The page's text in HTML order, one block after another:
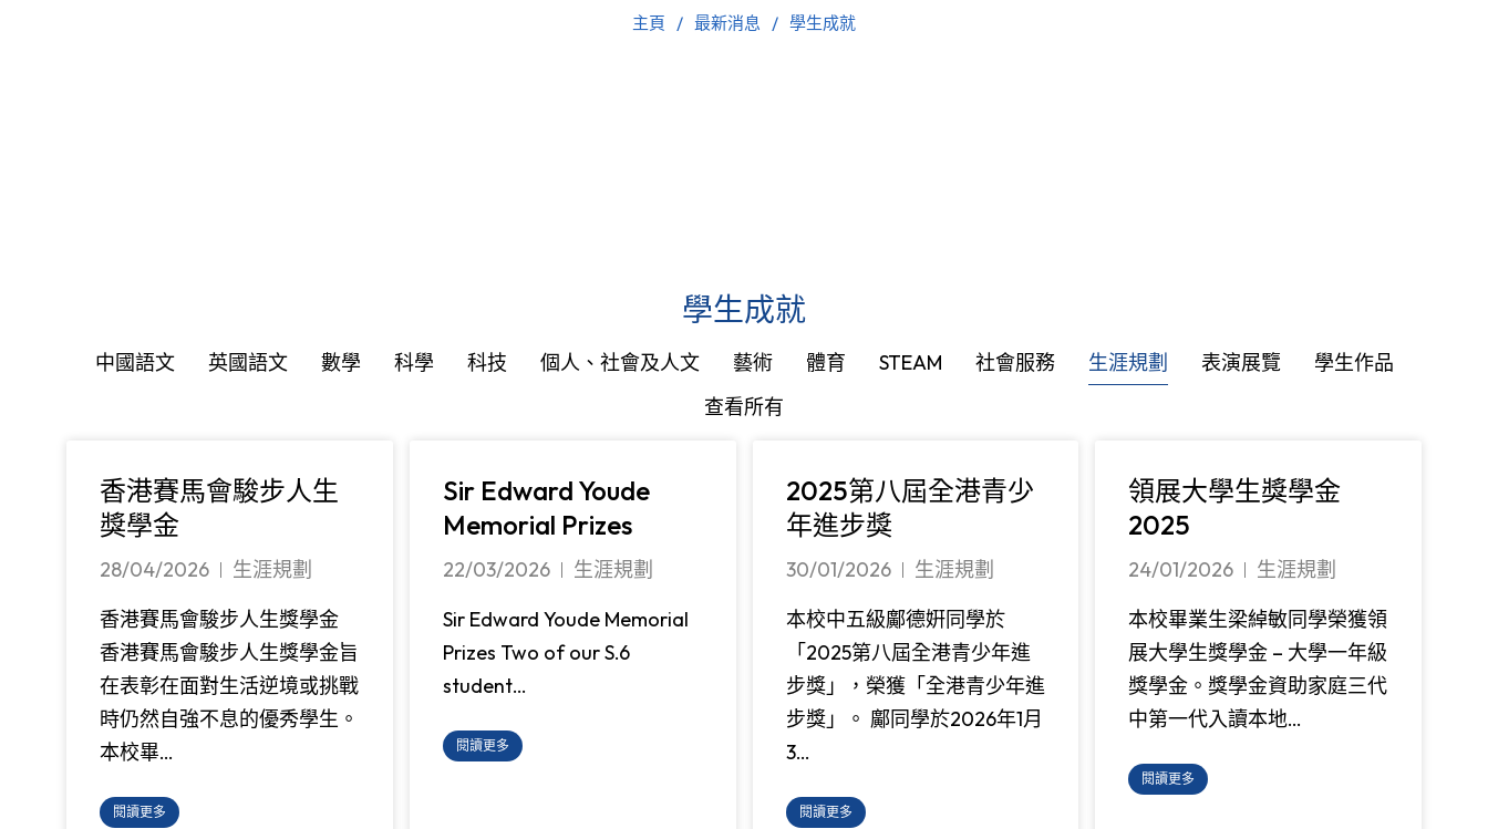
主頁 最新消息 學生成就
學生成就
查看所有
藝術 生涯規劃
中國語文 英國語文 數學 表演展覽
個人、社會及人文 體育
科學 社會服務
STEAM 學生作品
科技
香港賽馬會駿步人生
獎學金
28/04/2026
生涯規劃
香港賽馬會駿步人生獎學金
香港賽馬會駿步人生獎學金旨
在表彰在面對生活逆境或挑戰
時仍然自強不息的優秀學生。
本校畢…
閱讀更多
Sir Edward Youde
Memorial Prizes
22/03/2026
生涯規劃
Sir Edward Youde Memorial
Prizes Two of our S.6
student…
閱讀更多
2025第八屆全港青少
年進步獎
30/01/2026
生涯規劃
本校中五級鄺德姸同學於
「2025第八屆全港青少年進
步獎」，榮獲「全港青少年進
步獎」。 鄺同學於2026年1月
3…
閱讀更多
領展大學生獎學金
2025
24/01/2026
生涯規劃
本校畢業生梁綽敏同學榮獲領
展大學生獎學金 – 大學一年級
獎學金。獎學金資助家庭三代
中第一代入讀本地…
閱讀更多